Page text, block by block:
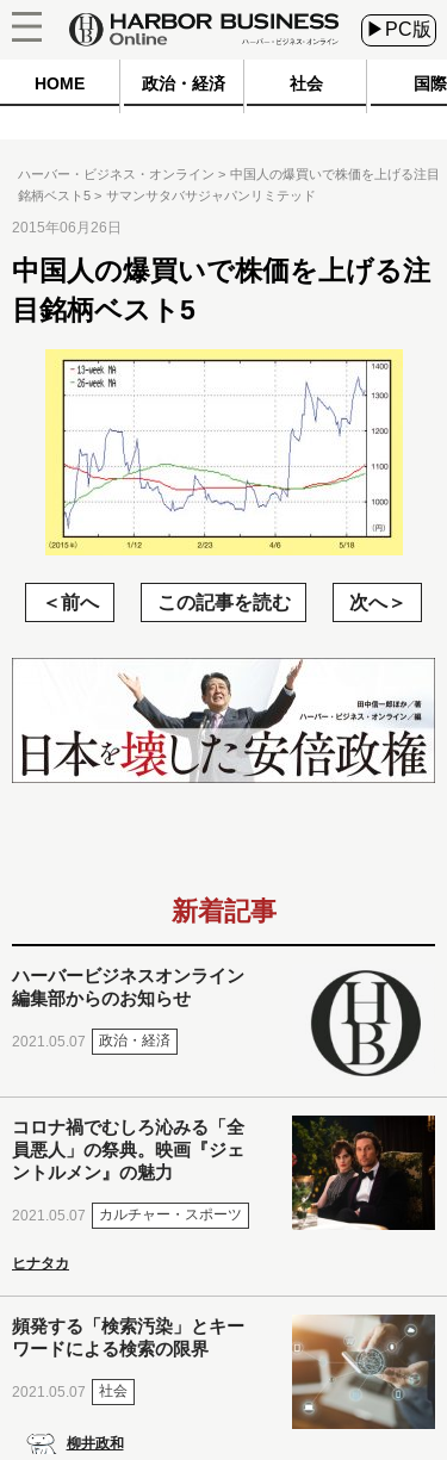
▶PC版
HOME 政治・経済 社会 国際
ハーバー・ビジネス・オンライン
中国人の爆買いで株価を上げる注目
銘柄ベスト5
サマンサタバサジャパンリミテッド
2015年06月26日
中国人の爆買いで株価を上げる注
目銘柄ベスト5
前へ この記事を読む 次へ
新着記事
ハーバービジネスオンライン
編集部からのお知らせ
2021.05.07 政治・経済
コロナ禍でむしろ沁みる「全
員悪人」の祭典。映画『ジェ
ントルメン』の魅力
2021.05.07 カルチャー・スポーツ
ヒナタカ
頻発する「検索汚染」とキー
ワードによる検索の限界
2021.05.07 社会
柳井政和